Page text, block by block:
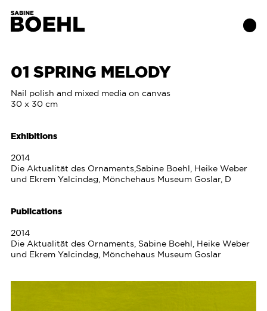
Works
About
Exhibitions
Publications
Contact
01 SPRING MELODY
Nail polish and mixed media on canvas
30 x 30 cm
Exhibitions
2014
Die Aktualität des Ornaments,Sabine Boehl, Heike Weber
und Ekrem Yalcindag, Mönchehaus Museum Goslar, D
Publications
2014
Die Aktualität des Ornaments, Sabine Boehl, Heike Weber
und Ekrem Yalcindag, Mönchehaus Museum Goslar
SABINE
BOEHL